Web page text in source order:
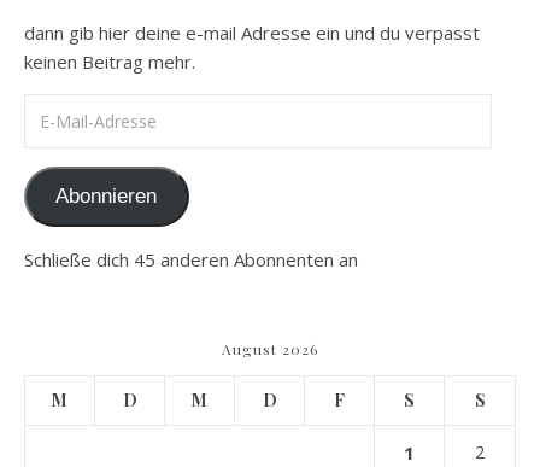
dann gib hier deine e-mail Adresse ein und du verpasst
keinen Beitrag mehr.
Abonnieren
Schließe dich 45 anderen Abonnenten an
August 2026
M D M D F S S
1 2